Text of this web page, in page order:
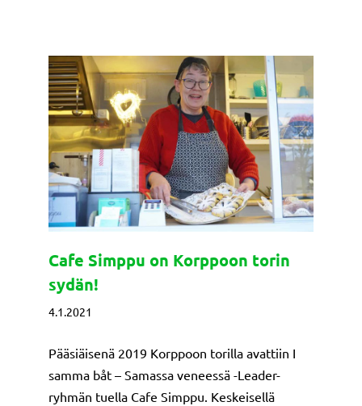
Cafe Simppu on Korppoon torin
sydän!
4.1.2021
Pääsiäisenä 2019 Korppoon torilla avattiin I
samma båt – Samassa veneessä -Leader-
ryhmän tuella Cafe Simppu. Keskeisellä